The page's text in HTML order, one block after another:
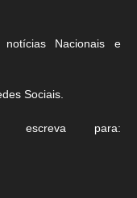
Nacionais e
Sociais.
escreva para: